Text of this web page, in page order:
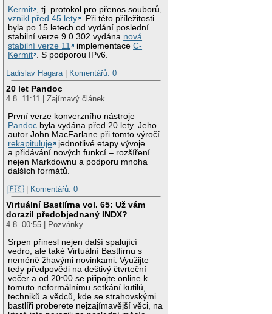
Kermit , tj. protokol pro přenos souborů,
vznikl před 45 lety . Při této příležitosti
byla po 15 letech od vydání poslední
stabilní verze 9.0.302 vydána nová
stabilní verze 11
implementaceC-
Kermit . S podporou IPv6.
Ladislav Hagara | Komentářů: 0
20 let Pandoc
4.8. 11:11 | Zajímavý článek
První verze konverzního nástroje
Pandoc byla vydána před 20 lety. Jeho
autor John MacFarlane při tomto výročí
rekapituluje
jednotlivé etapy vývoje
a přidávání nových funkcí – rozšíření
nejen Markdownu a podporu mnoha
dalších formátů.
|🇵🇸 | Komentářů: 0
Virtuální Bastlírna vol. 65: Už vám
dorazil předobjednaný INDX?
4.8. 00:55 | Pozvánky
Srpen přinesl nejen další spalující
vedro, ale také Virtuální Bastlírnu s
neméně žhavými novinkami. Využijte
tedy předpovědi na deštivý čtvrteční
večer a od 20:00 se připojte online k
tomuto neformálnímu setkání kutilů,
techniků a vědců, kde se strahovskými
bastlíři proberete nejzajímavější věci, na